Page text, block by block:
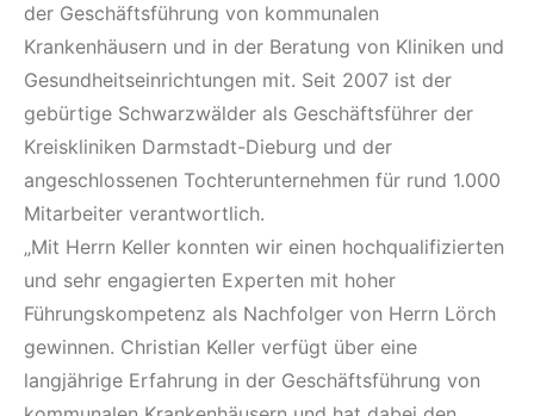
der Geschäftsführung von kommunalen
Krankenhäusern und in der Beratung von Kliniken und
Gesundheitseinrichtungen mit. Seit 2007 ist der
gebürtige Schwarzwälder als Geschäftsführer der
Kreiskliniken Darmstadt-Dieburg und der
angeschlossenen Tochterunternehmen für rund 1.000
Mitarbeiter verantwortlich.
„Mit Herrn Keller konnten wir einen hochqualifizierten
und sehr engagierten Experten mit hoher
Führungskompetenz als Nachfolger von Herrn Lörch
gewinnen. Christian Keller verfügt über eine
langjährige Erfahrung in der Geschäftsführung von